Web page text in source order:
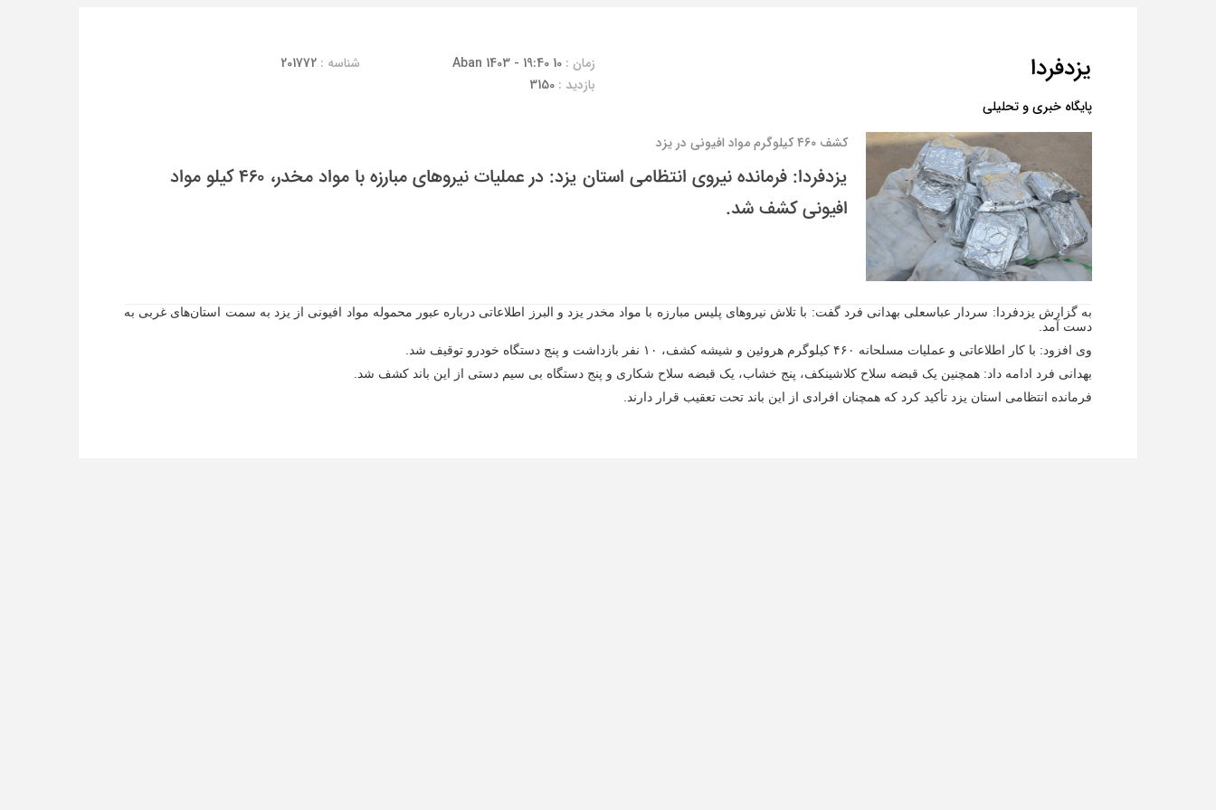
یزدفردا
پایگاه خبری و تحلیلی
زمان : 10 Aban 1403 - 19:40 شناسه :201772
بازدید : 3150
کشف ۴۶۰ کیلوگرم مواد افیونی در یزد
یزدفردا: فرمانده نیروی انتظامی استان یزد: در عملیات نیرو‌های مبارزه با مواد مخدر، ۴۶۰ کیلو مواد
افیونی کشف شد.
به گزارش یزدفردا: سردار عباسعلی بهدانی فرد گفت: با تلاش نیرو‌های پلیس مبارزه با مواد مخدر یزد و البرز اطلاعاتی درباره عبور محموله مواد افیونی از یزد به سمت استان‌های غربی به
دست آمد.
وی افزود: با کار اطلاعاتی و عملیات مسلحانه ۴۶۰ کیلوگرم هروئین و شیشه کشف، ۱۰ نفر بازداشت و پنج دستگاه خودرو توقیف شد.
بهدانی فرد ادامه داد: همچنین یک قبضه سلاح کلاشینکف، پنج خشاب، یک قبضه سلاح شکاری و پنج دستگاه بی سیم دستی از این باند کشف شد.
فرمانده انتظامی استان یزد تأکید کرد که همچنان افرادی از این باند تحت تعقیب قرار دارند.